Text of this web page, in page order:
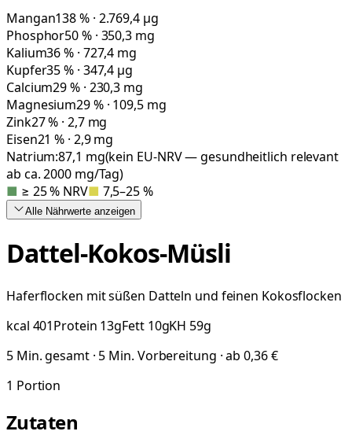
Mangan138 % · 2.769,4 µg
Phosphor50 % · 350,3 mg
Kalium36 % · 727,4 mg
Kupfer35 % · 347,4 µg
Calcium29 % · 230,3 mg
Magnesium29 % · 109,5 mg
Zink27 % · 2,7 mg
Eisen21 % · 2,9 mg
Natrium:87,1 mg(kein EU-NRV — gesundheitlich relevant
ab ca. 2000 mg/Tag)
■ ≥ 25 % NRV■ 7,5–25 %
Alle Nährwerte anzeigen
Dattel-Kokos-Müsli
Haferflocken mit süßen Datteln und feinen Kokosflocken
kcal 401Protein 13gFett 10gKH 59g
5 Min. gesamt · 5 Min. Vorbereitung · ab 0,36 €
1 Portion
Zutaten